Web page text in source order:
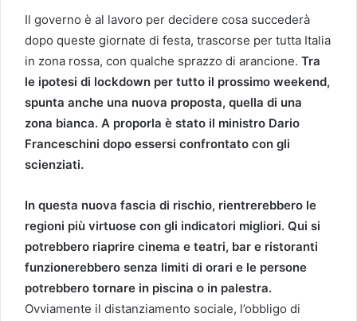
Il governo è al lavoro per decidere cosa succederà
dopo queste giornate di festa, trascorse per tutta Italia
in zona rossa, con qualche sprazzo di arancione. Tra
le ipotesi di lockdown per tutto il prossimo weekend,
spunta anche una nuova proposta, quella di una
zona bianca. A proporla è stato il ministro Dario
Franceschini dopo essersi confrontato con gli
scienziati.
In questa nuova fascia di rischio, rientrerebbero le
regioni più virtuose con gli indicatori migliori. Qui si
potrebbero riaprire cinema e teatri, bar e ristoranti
funzionerebbero senza limiti di orari e le persone
potrebbero tornare in piscina o in palestra.
Ovviamente il distanziamento sociale, l’obbligo di